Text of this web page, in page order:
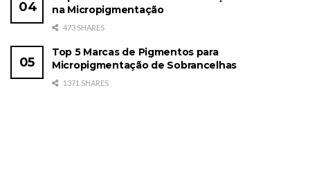
na Micropigmentação
473 SHARES
Top 5 Marcas de Pigmentos para
Micropigmentação de Sobrancelhas
1371 SHARES